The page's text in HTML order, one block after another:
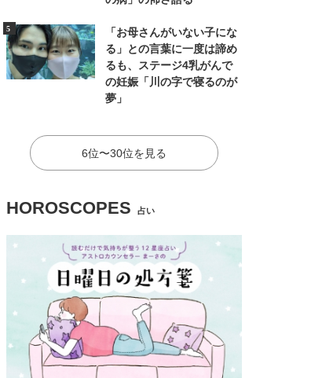
「お母さんがいない子にな
る」との言葉に一度は諦め
るも、ステージ4乳がんで
の妊娠「川の字で寝るのが
夢」
6位〜30位を見る
HOROSCOPES 占い